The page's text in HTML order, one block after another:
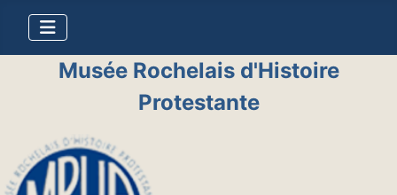
Musée Rochelais d'Histoire
Protestante